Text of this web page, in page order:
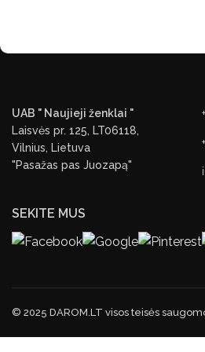
UAB " Naujieji ženklai "
Laisvės pr. 125, LT06118,
Vilnius, Lietuva
"Pasažas pas Juozapą"
SEKITE MUS
© 2025 DAROM.LT visos teisės